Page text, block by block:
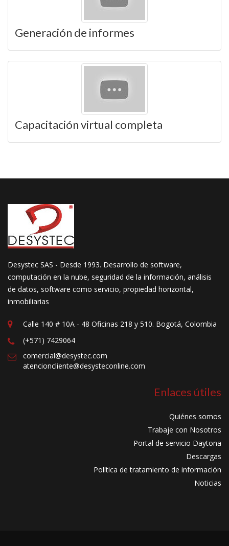
Generación de informes
Capacitación virtual completa
Desystec SAS - Desde 1993. Desarrollo de software,
computación en la nube, seguridad de la información, análisis
de datos, software como servicio, propiedad horizontal,
inmobiliarias
Calle 140 # 10A - 48 Oficinas 218 y 510. Bogotá, Colombia
(+571) 7429064
comercial@desystec.com
atencioncliente@desysteconline.com
Enlaces útiles
Quiénes somos
Trabaje con Nosotros
Portal de servicio Daytona
Descargas
Política de tratamiento de información
Noticias